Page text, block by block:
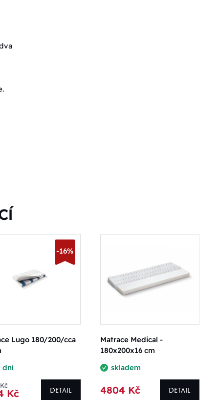
-16%
Lugo 180/200/cca
dní
Kč DETAIL
Matrace Medical -
180x200x16 cm
skladem
4804 Kč DETAIL